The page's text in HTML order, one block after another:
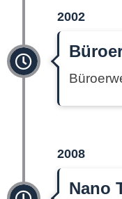
2002
2008
Nano